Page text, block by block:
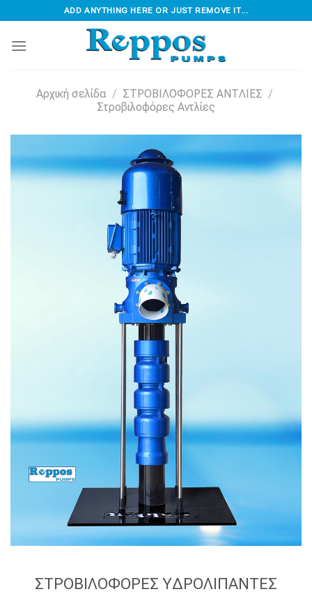
to
content
ADD ANYTHING HERE OR JUST REMOVE IT...
Αρχική σελίδα / ΣΤΡΟΒΙΛΟΦOΡΕΣ ΑΝΤΛΙΕΣ /
Στροβιλοφόρες Αντλίες
ΣΤΡΟΒΙΛΟΦΟΡΕΣ ΥΔΡΟΛΙΠΑΝΤΕΣ